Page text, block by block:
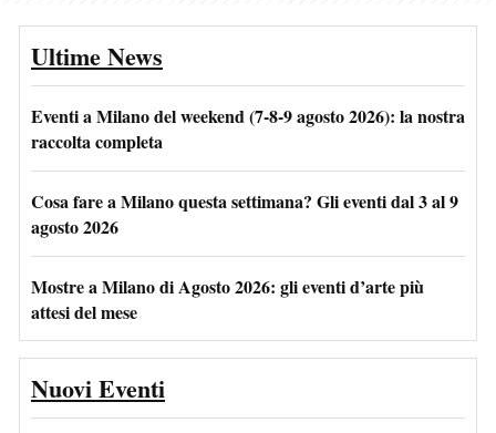
Ultime News
Eventi a Milano del weekend (7-8-9 agosto 2026): la nostra
raccolta completa
Cosa fare a Milano questa settimana? Gli eventi dal 3 al 9
agosto 2026
Mostre a Milano di Agosto 2026: gli eventi d’arte più
attesi del mese
Nuovi Eventi